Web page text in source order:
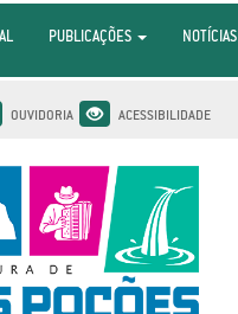
PUBLICAÇÕES NOTÍCIAS
OUVIDORIA ACESSIBILIDADE